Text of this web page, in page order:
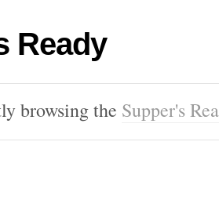
Ready
browsing the Supper's